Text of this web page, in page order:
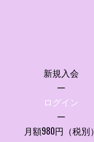
新規入会
ログイン
月額980円（税別）